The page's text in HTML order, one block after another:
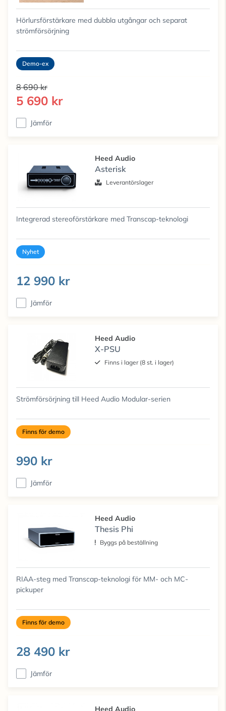
Hörlursförstärkare med dubbla utgångar och separat
strömförsörjning
Demo-ex
8 690 kr
5 690 kr
Jämför
Heed Audio
Asterisk
Leverantörslager
Integrerad stereoförstärkare med Transcap-teknologi
Nyhet
12 990 kr
Jämför
Heed Audio
X-PSU
Finns i lager (8 st. i lager)
Strömförsörjning till Heed Audio Modular-serien
Finns för demo
990 kr
Jämför
Heed Audio
Thesis Phi
Byggs på beställning
RIAA-steg med Transcap-teknologi för MM- och MC-
pickuper
Finns för demo
28 490 kr
Jämför
Heed Audio